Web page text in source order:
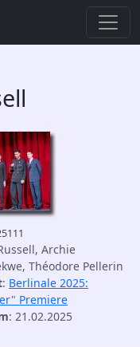
Archie
Théodore Pellerin
: Berlinale 2025:
Premiere
: 21.02.2025